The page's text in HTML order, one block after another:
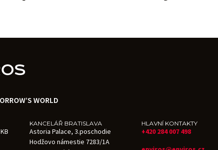
WORLD
KANCELÁŘ BRATISLAVA
Astoria Palace, 3.poschodie
Hodžovo námestie 7283/1A
HLAVNÍ KONTAKTY
+420 284 007 498